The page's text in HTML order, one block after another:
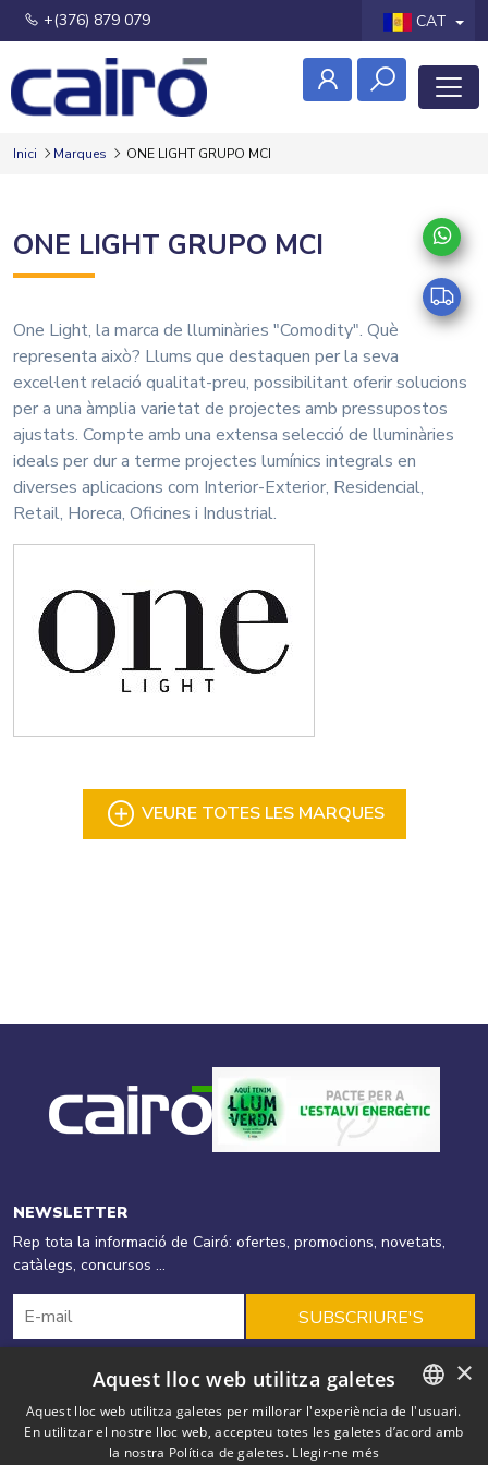
+(376) 879 079 CAT
Inici Marques ONE LIGHT GRUPO MCI
ONE LIGHT GRUPO MCI
One Light, la marca de lluminàries "Comodity". Què
representa això? Llums que destaquen per la seva
excel·lent relació qualitat-preu, possibilitant oferir solucions
per a una àmplia varietat de projectes amb pressupostos
ajustats. Compte amb una extensa selecció de lluminàries
ideals per dur a terme projectes lumínics integrals en
diverses aplicacions com Interior-Exterior, Residencial,
Retail, Horeca, Oficines i Industrial.
VEURE TOTES LES MARQUES
Cairó Productes
Energies Renovables
Eficiència Energètica
Ofertes Solucions Blog Outlet
NEWSLETTER
Rep tota la informació de Cairó: ofertes, promocions, novetats,
catàlegs, concursos ...
SUBSCRIURE'S
CATALAN
×
Aquest lloc web utilitza galetes
Aquest lloc web utilitza galetes per millorar l'experiència de l'usuari.
En utilitzar el nostre lloc web, accepteu totes les galetes d’acord amb
la nostra Política de galetes. Llegir-ne més